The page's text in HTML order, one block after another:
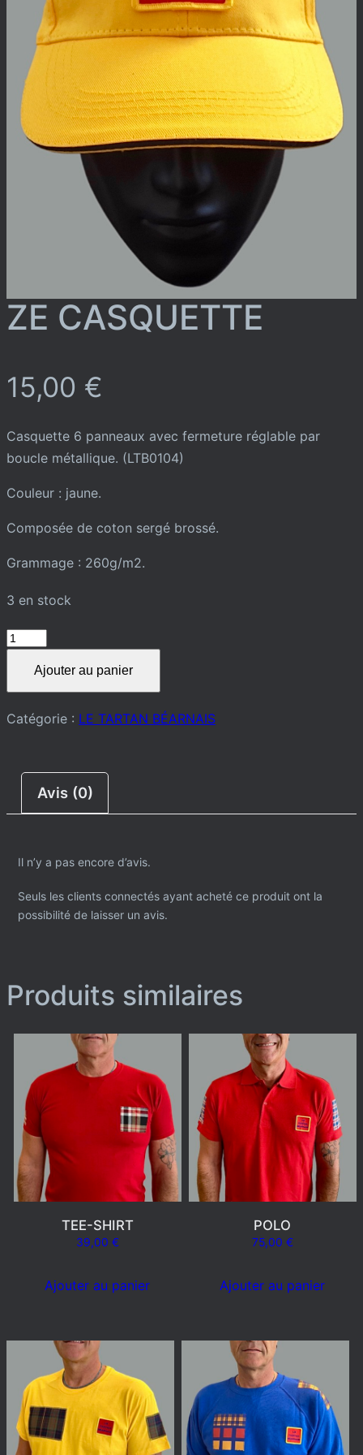
ZE CASQUETTE
15,00 €
Casquette 6 panneaux avec fermeture réglable par
boucle métallique. (LTB0104)
Couleur : jaune.
Composée de coton sergé brossé.
Grammage : 260g/m2.
3 en stock
quantité
Ajouter au panier
Catégorie : LE TARTAN BÉARNAIS
Avis (0)
Il n’y a pas encore d’avis.
Seuls les clients connectés ayant acheté ce produit ont la
possibilité de laisser un avis.
Produits similaires
TEE-SHIRT
39,00 €
Ajouter au panier
POLO
75,00 €
Ajouter au panier